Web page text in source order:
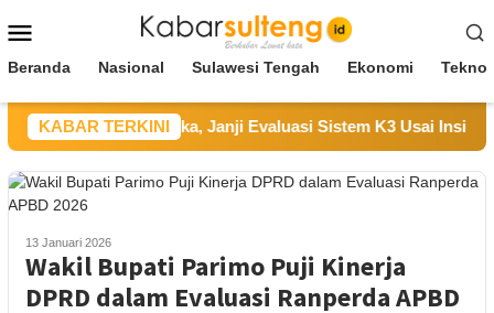
ke
Mobile
Beranda Nasional Sulawesi Tengah Ekonomi
KABAR TERKINI
UKK Sampaikan Duka, Janji Evaluasi Sistem K3 Usai Insiden
13 Januari 2026
Wakil Bupati Parimo Puji Kinerja
DPRD dalam Evaluasi Ranperda APBD